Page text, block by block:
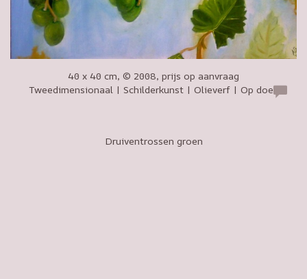
40 x 40 cm, © 2008, prijs op aanvraag
Tweedimensionaal | Schilderkunst | Olieverf | Op doek
Druiventrossen groen